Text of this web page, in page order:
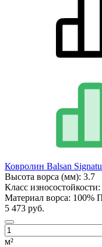
Ковролин Balsan
Высота ворса (мм): 3.7
Класс износостойкости:
Материал ворса: 100%
5 473 руб.
м²